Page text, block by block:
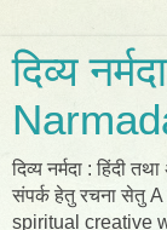
दिव्य
दिव्य नर्मदा : हिंदी
संपर्क हेतु रचना सेतु
spiritual creative